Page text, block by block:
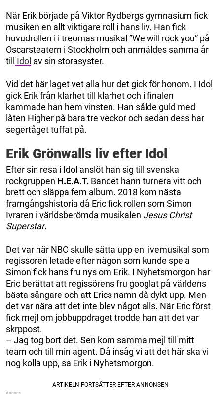
När Erik började på Viktor Rydbergs gymnasium fick
musiken en allt viktigare roll i hans liv. Han fick
huvudrollen i i treornas musikal ”We will rock you” på
Oscarsteatern i Stockholm och anmäldes samma år
till
Idol av sin storasyster.
Vid det här laget vet alla hur det gick för honom. I Idol
gick Erik från klarhet till klarhet och i finalen
kammade han hem vinsten. Han sålde guld med
låten Higher på bara tre veckor och sedan dess har
segertåget tuffat på.
Erik Grönwalls liv efter Idol
Efter sin resa i Idol anslöt han sig till svenska
rockgruppen H.E.A.T. Bandet hann turnera vitt och
brett och släppa fem album. 2018 kom nästa
framgångshistoria då Eric fick rollen som Simon
Ivraren i världsberömda musikalen Jesus Christ
Superstar.
Det var när NBC skulle sätta upp en livemusikal som
regissören letade efter någon som kunde spela
Simon fick hans fru nys om Erik. I Nyhetsmorgon har
Eric berättat att regissörens fru googlat på världens
bästa sångare och att Erics namn då dykt upp. Men
det var nära att det inte blev något alls. När Eric först
fick mejl om jobbuppdraget trodde han att det var
skrppost.
– Jag tog bort det. Sen kom samma mejl till mitt
team och till min agent. Då insåg vi att det här ska vi
nog kolla upp, sa Erik i Nyhetsmorgon.